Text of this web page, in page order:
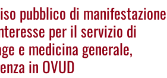
pubblico di manifestazione
per il servizio di
e medicina generale,
in OVUD